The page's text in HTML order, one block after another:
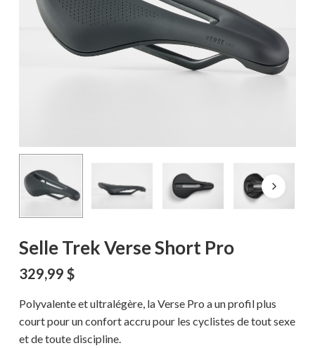
Selle Trek Verse Short Pro
329,99 $
Polyvalente et ultralégère, la Verse Pro a un profil plus
court pour un confort accru pour les cyclistes de tout sexe
et de toute discipline.